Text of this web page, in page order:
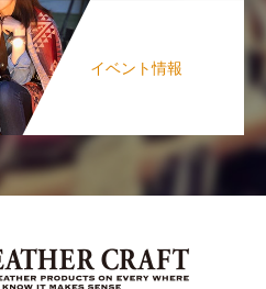
イベント情報